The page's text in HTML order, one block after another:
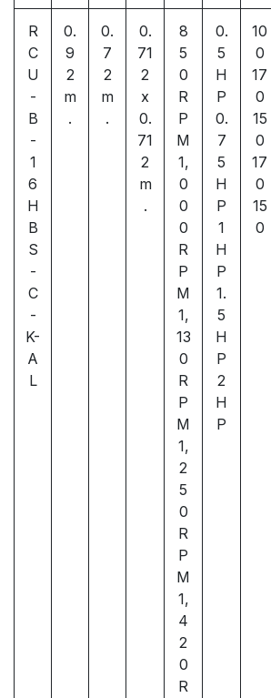
R
C
U
-
B
-
1
6
H
B
S
-
C
-
K-
A
L
0.
9
2
m
.
0.
7
2
m
.
0.
71
2
x
0.
71
2
m
.
8
5
0
R
P
M
1,
0
0
0
R
P
M
1,
13
0
R
P
M
1,
2
5
0
R
P
M
1,
4
2
0
R
0.
5
H
P
0.
7
5
H
P
1
H
P
1.
5
H
P
2
H
P
10
0
17
0
15
0
17
0
15
0